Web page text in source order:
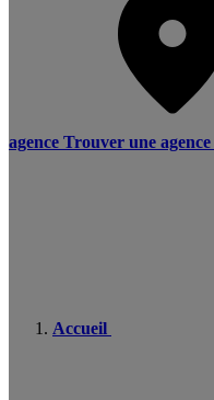
agence Trouver une agence
Accueil